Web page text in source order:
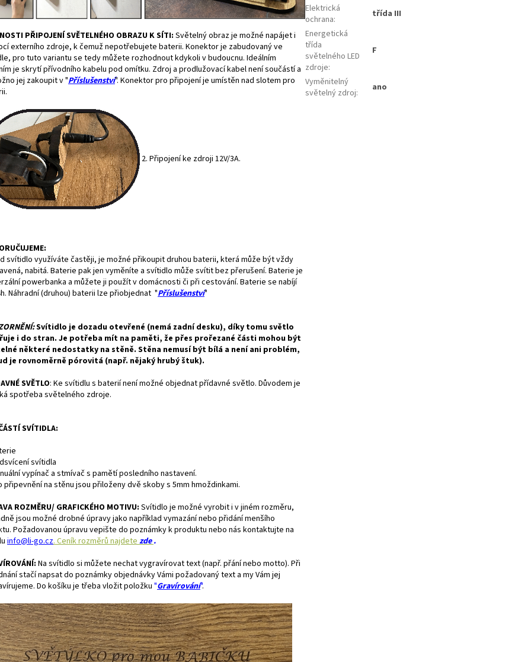
PŘIPOJENÍ SVĚTELNÉHO OBRAZU K SÍTI: Světelný obraz je možné napájet i
externího zdroje, k čemuž nepotřebujete baterii. Konektor je zabudovaný ve
pro tuto variantu se tedy můžete rozhodnout kdykoli v budoucnu. Ideálním
je skrytí přívodního kabelu pod omítku. Zdroj a prodlužovací kabel není součástí a
jej zakoupit v "Příslušenství". Konektor pro připojení je umístěn nad slotem pro
2. Připojení ke zdroji 12V/3A.
svítidlo využíváte častěji, je možné přikoupit druhou baterii, která může být vždy
nabitá. Baterie pak jen vyměníte a svítidlo může svítit bez přerušení. Baterie je
powerbanka a můžete ji použít v domácnosti či při cestování. Baterie se nabíjí
Náhradní (druhou) baterii lze přiobjednat "Příslušenství"
Svítidlo je dozadu otevřené (nemá zadní desku), díky tomu světlo
i do stran. Je potřeba mít na paměti, že přes prořezané části mohou být
některé nedostatky na stěně. Stěna nemusí být bílá a není ani problém,
je rovnoměrně pórovitá (např. nějaký hrubý štuk).
SVĚTLO: Ke svítidlu s baterií není možné objednat přídavné světlo. Důvodem je
spotřeba světelného zdroje.
SVÍTIDLA:
svítidla
vypínač a stmívač s pamětí posledního nastavení.
připevnění na stěnu jsou přiloženy dvě skoby s 5mm hmoždinkami.
ROZMĚRU/ GRAFICKÉHO MOTIVU: Svítidlo je možné vyrobit i v jiném rozměru,
jsou možné drobné úpravy jako například vymazání nebo přidání menšího
Požadovanou úpravu vepište do poznámky k produktu nebo nás kontaktujte na
info@li-go.cz. Ceník rozměrů najdetezde .
Na svítidlo si můžete nechat vygravírovat text (např. přání nebo motto). Při
stačí napsat do poznámky objednávky Vámi požadovaný text a my Vám jej
Do košíku je třeba vložit položku "Gravírování".
Elektrická
ochrana:
třída III
Energetická
třída
světelného LED
zdroje:
F
Vyměnitelný
světelný zdroj: ano